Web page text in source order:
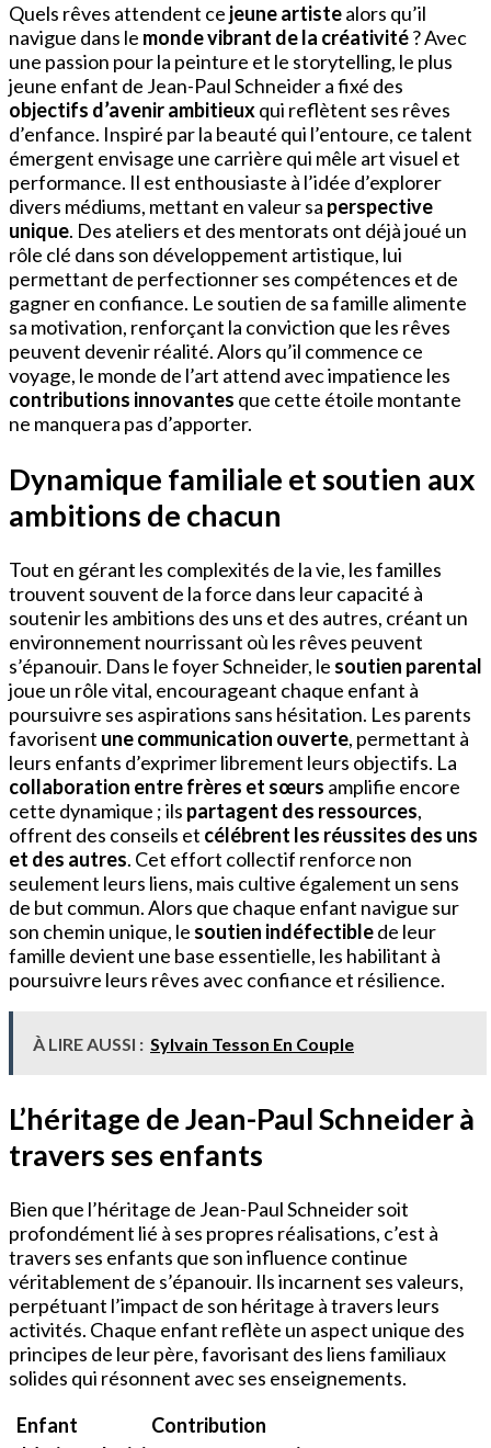
Quels rêves attendent ce jeune artistealors qu’il
navigue dans le monde vibrant de la créativité? Avec
une passion pour la peinture et le storytelling, le plus
jeune enfant de Jean-Paul Schneider a fixé des
objectifs d’avenir ambitieuxqui reflètent ses rêves
d’enfance. Inspiré par la beauté qui l’entoure, ce talent
émergent envisage une carrière qui mêle art visuel et
performance. Il est enthousiaste à l’idée d’explorer
divers médiums, mettant en valeur sa perspective
unique. Des ateliers et des mentorats ont déjà joué un
rôle clé dans son développement artistique, lui
permettant de perfectionner ses compétences et de
gagner en confiance. Le soutien de sa famille alimente
sa motivation, renforçant la conviction que les rêves
peuvent devenir réalité. Alors qu’il commence ce
voyage, le monde de l’art attend avec impatience les
contributions innovantes que cette étoile montante
ne manquera pas d’apporter.
Dynamique familiale et soutien aux
ambitions de chacun
Tout en gérant les complexités de la vie, les familles
trouvent souvent de la force dans leur capacité à
soutenir les ambitions des uns et des autres, créant un
environnement nourrissant où les rêves peuvent
s’épanouir. Dans le foyer Schneider, le soutien parental
joue un rôle vital, encourageant chaque enfant à
poursuivre ses aspirations sans hésitation. Les parents
favorisent une communication ouverte, permettant à
leurs enfants d’exprimer librement leurs objectifs. La
collaboration entre frères et sœurs amplifie encore
cette dynamique ; ils partagent des ressources,
offrent des conseils et célébrent les réussites des uns
et des autres. Cet effort collectif renforce non
seulement leurs liens, mais cultive également un sens
de but commun. Alors que chaque enfant navigue sur
son chemin unique, le soutien indéfectiblede leur
famille devient une base essentielle, les habilitant à
poursuivre leurs rêves avec confiance et résilience.
À LIRE AUSSI : Sylvain Tesson En Couple
L’héritage de Jean-Paul Schneider à
travers ses enfants
Bien que l’héritage de Jean-Paul Schneider soit
profondément lié à ses propres réalisations, c’est à
travers ses enfants que son influence continue
véritablement de s’épanouir. Ils incarnent ses valeurs,
perpétuant l’impact de son héritage à travers leurs
activités. Chaque enfant reflète un aspect unique des
principes de leur père, favorisant des liens familiaux
solides qui résonnent avec ses enseignements.
Enfant
Contribution